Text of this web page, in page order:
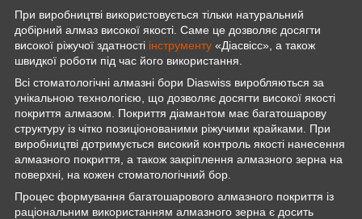
При виробництві використовується тільки натуральний
добірний алмаз високої якості. Саме це дозволяє досягти
високої ріжучої здатності інструменту «Діасвісс», а також
швидкої роботи під час його використання.
Всі стоматологічні алмазні бори Diaswiss виробляються за
унікальною технологією, що дозволяє досягти високої якості
покриття алмазом. Покриття діамантом має багатошарову
структуру із чітко позиціонованими ріжучими крайками. При
виробництві дотримується високий контроль якості нанесення
алмазного покриття, а також закріплення алмазного зерна на
поверхні, на кожен стоматологічний бор.
Процес формування багатошарового алмазного покриття із
раціональним використанням алмазного зерна є досить